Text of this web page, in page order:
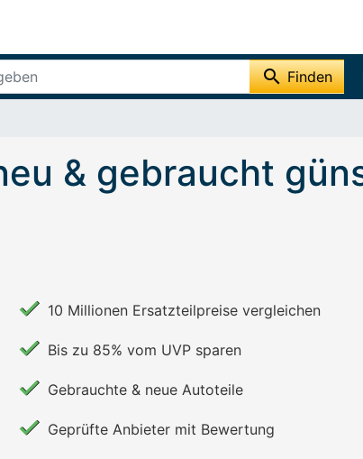
search Finden
& gebraucht
10 Millionen Ersatzteilpreise vergleichen
Bis zu 85% vom UVP sparen
Gebrauchte & neue Autoteile
Geprüfte Anbieter mit Bewertung